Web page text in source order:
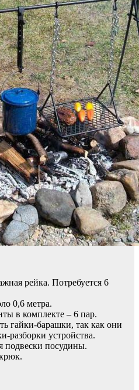
рейка. Потребуется 6
0,6 метра.
в комплекте – 6 пар.
гайки-барашки, так как они
разборки устройства.
подвески посудины.